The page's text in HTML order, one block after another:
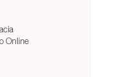
Online